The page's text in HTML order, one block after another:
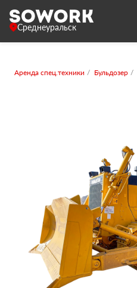
Среднеуральск
Аренда спец.техники Бульдозер